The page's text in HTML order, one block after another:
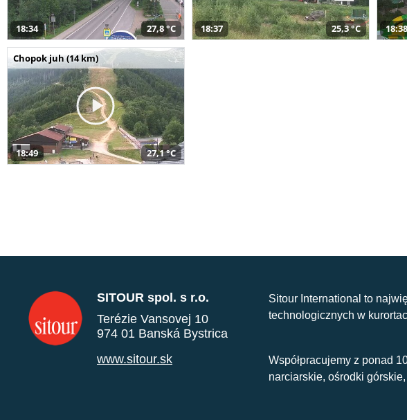
18:34 27,8 °C 18:37 25,3 °C 18:38
Chopok juh (14 km)
18:49 27,1 °C
SITOUR spol. s r.o.
Terézie Vansovej 10
974 01 Banská Bystrica
www.sitour.sk
Sitour International to
technologicznych w
Współpracujemy z ponad
narciarskie, ośrodki